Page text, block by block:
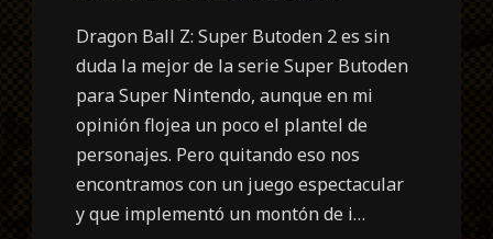
Dragon Ball Z: Super Butoden 2 es sin
duda la mejor de la serie Super Butoden
para Super Nintendo, aunque en mi
opinión flojea un poco el plantel de
personajes. Pero quitando eso nos
encontramos con un juego espectacular
y que implementó un montón de i…